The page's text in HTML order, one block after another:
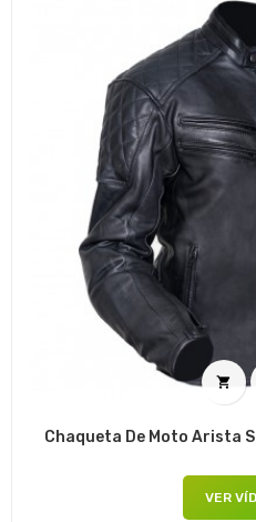

Chaqueta De Moto Arista
VER